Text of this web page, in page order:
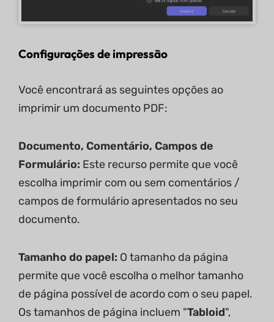
Configurações de impressão
Você encontrará as seguintes opções ao
imprimir um documento PDF:
Documento, Comentário, Campos de
Formulário: Este recurso permite que você
escolha imprimir com ou sem comentários /
campos de formulário apresentados no seu
documento.
Tamanho do papel: O tamanho da página
permite que você escolha o melhor tamanho
de página possível de acordo com o seu papel.
Os tamanhos de página incluem "Tabloid",